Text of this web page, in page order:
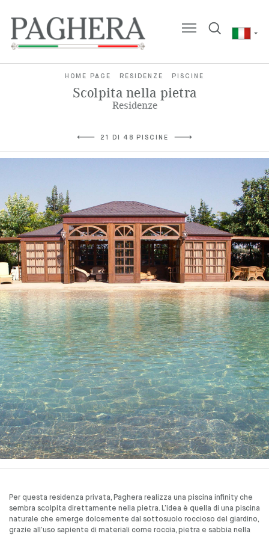
HOME PAGE RESIDENZE PISCINE
Scolpita nella pietra
Residenze
21 DI 48 PISCINE
Per questa residenza privata, Paghera realizza una piscina infinity che
sembra scolpita direttamente nella pietra. L’idea è quella di una piscina
naturale che emerge dolcemente dal sottosuolo roccioso del giardino,
grazie all’uso sapiente di materiali come roccia, pietra e sabbia nella